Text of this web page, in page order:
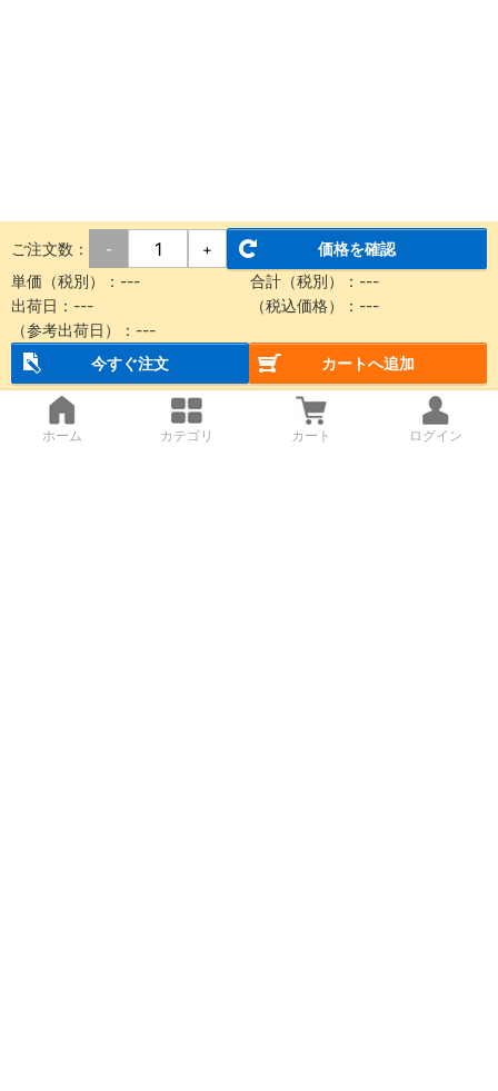
ご注文数： - +
価格を確認
単価（税別）： --- 合計（税別）： ---
出荷日： --- （税込価格）： ---
（参考出荷日）： ---
今すぐ注文
カートへ追加
ホーム カテゴリ カート ログイン